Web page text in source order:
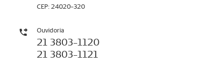
CEP: 24020-320
Ouvidoria
21 3803-1120
21 3803-1121